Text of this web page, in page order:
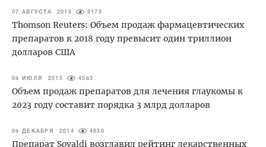
07 АВГУСТА 2015 5170
Thomson Reuters: Объем продаж фармацевтических
препаратов к 2018 году превысит один триллион
долларов США
08 ИЮЛЯ 2015 4583
Объем продаж препаратов для лечения глаукомы к
2023 году составит порядка 3 млрд долларов
09 ДЕКАБРЯ 2014 4630
Препарат Sovaldi возглавил рейтинг лекарственных